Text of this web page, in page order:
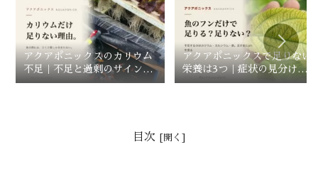
アクアポニックスのカリウム
不足｜不足と過剰のサインと
補充方法
アクアポニックスで足りない
栄養は3つ｜症状の見分け方
と補い方
目次